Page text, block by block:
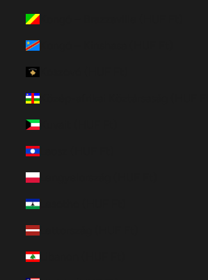
Kongó – Brazzaville (HUF Ft)
Kongó – Kinshasa (HUF Ft)
Közép-afrikai Köztársaság (HUF Ft)
Kuvait (HUF Ft)
Laosz (HUF Ft)
Lengyelország (HUF Ft)
Lesotho (HUF Ft)
Lettország (HUF Ft)
Libanon (HUF Ft)